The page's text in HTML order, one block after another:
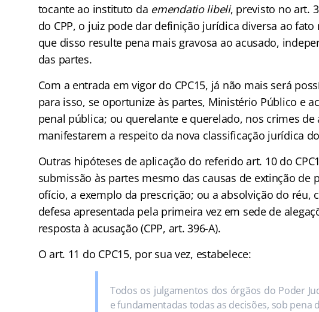
tocante ao instituto da emendatio libeli, previsto no art.
do CPP, o juiz pode dar definição jurídica diversa ao
que disso resulte pena mais gravosa ao acusado,
das partes.
Com a entrada em vigor do CPC15, já não mais será
para isso, se oportunize às partes, Ministério Público e
penal pública; ou querelante e querelado, nos crimes de
manifestarem a respeito da nova classificação jurídica
Outras hipóteses de aplicação do referido art. 10 do
submissão às partes mesmo das causas de extinção de
ofício, a exemplo da prescrição; ou a absolvição do réu,
defesa apresentada pela primeira vez em sede de
resposta à acusação (CPP, art. 396-A).
O art. 11 do CPC15, por sua vez, estabelece:
Todos os julgamentos dos órgãos do Poder
e fundamentadas todas as decisões, sob pena